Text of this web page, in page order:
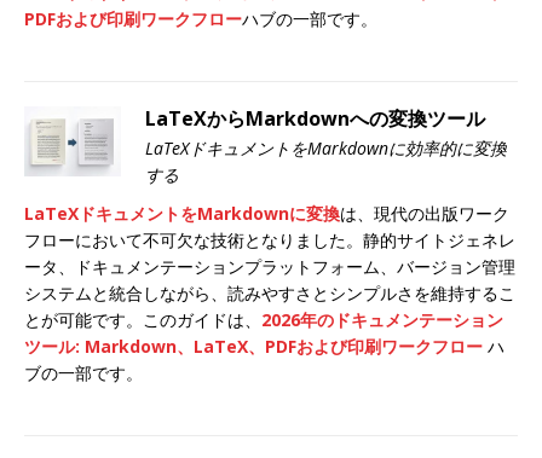
PDFおよび印刷ワークフローハブの一部です。
LaTeXからMarkdownへの変換ツール
LaTeXドキュメントをMarkdownに効率的に変換
する
LaTeXドキュメントをMarkdownに変換は、現代の出版ワーク
フローにおいて不可欠な技術となりました。静的サイトジェネレ
ータ、ドキュメンテーションプラットフォーム、バージョン管理
システムと統合しながら、読みやすさとシンプルさを維持するこ
とが可能です。このガイドは、 2026年のドキュメンテーション
ツール: Markdown、LaTeX、PDFおよび印刷ワークフロー ハ
ブの一部です。